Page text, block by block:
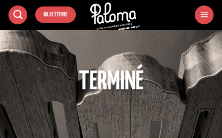
Passer
contenu
BILLETTERIE
TERMINÉ